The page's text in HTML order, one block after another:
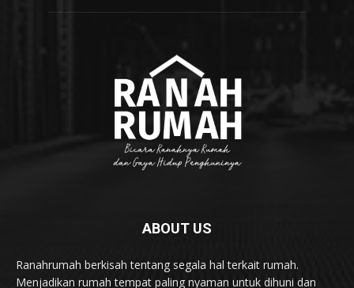
ABOUT US
Ranahrumah berkisah tentang segala hal terkait rumah.
Menjadikan rumah tempat paling nyaman untuk dihuni dan